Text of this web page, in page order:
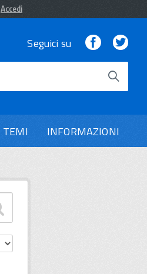
Accedi
Seguici su Facebook
TEMI INFORMAZIONI